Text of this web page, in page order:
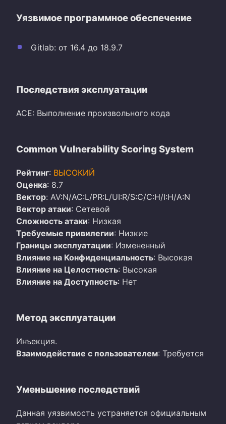
Уязвимое программное обеспечение
Gitlab: от 16.4 до 18.9.7
Последствия эксплуатации
ACE: Выполнение произвольного кода
Common Vulnerability Scoring System
Рейтинг: ВЫСОКИЙ
Оценка: 8.7
Вектор: AV:N/AC:L/PR:L/UI:R/S:C/C:H/I:H/A:N
Вектор атаки: Сетевой
Сложность атаки: Низкая
Требуемые привилегии: Низкие
Границы эксплуатации: Измененный
Влияние на Конфиденциальность: Высокая
Влияние на Целостность: Высокая
Влияние на Доступность: Нет
Метод эксплуатации
Инъекция.
Взаимодействие с пользователем: Требуется
Уменьшение последствий
Данная уязвимость устраняется официальным